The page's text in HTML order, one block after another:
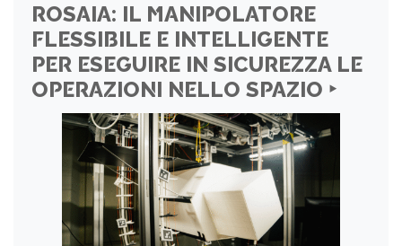
ROSAIA: IL MANIPOLATORE
FLESSIBILE E INTELLIGENTE
PER ESEGUIRE IN SICUREZZA LE
OPERAZIONI NELLO SPAZIO ‣